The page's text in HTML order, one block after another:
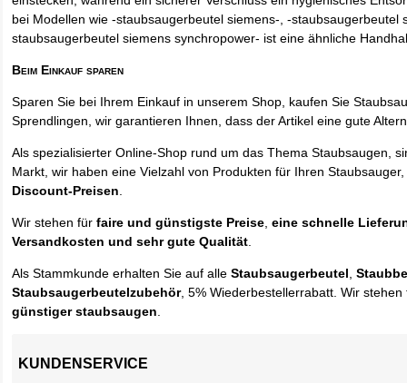
bei Modellen wie -staubsaugerbeutel siemens-, -staubsaugerbeutel
staubsaugerbeutel siemens synchropower- ist eine ähnliche
Beim Einkauf sparen
Sparen Sie bei Ihrem Einkauf in unserem Shop, kaufen Sie
Sprendlingen, wir garantieren Ihnen, dass der Artikel eine gute
Als spezialisierter Online-Shop rund um das Thema Staubsaugen,
Markt, wir haben eine Vielzahl von Produkten für Ihren
Discount-Preisen.
Wir stehen fürfaire und günstigste Preise,eine schnelle
Versandkosten und sehr gute Qualität.
Als Stammkunde erhalten Sie auf alleStaubsaugerbeutel,
Staubsaugerbeutelzubehör, 5% Wiederbestellerrabatt. Wir
günstiger staubsaugen.
KUNDENSERVICE